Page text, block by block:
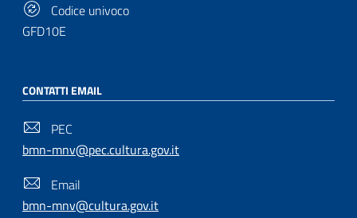
Codice univoco
GFD10E
CONTATTI EMAIL
PEC
bmn-mnv@pec.cultura.gov.it
Email
bmn-mnv@cultura.gov.it